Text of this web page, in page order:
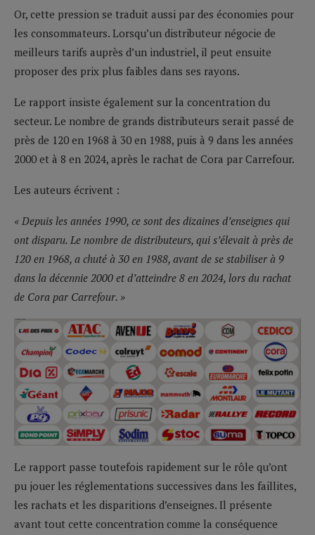
Or, cette pression se traduit aussi par des économies pour
les consommateurs. Lorsqu’un distributeur négocie de
meilleurs tarifs auprès d’un industriel, il peut ensuite
proposer des prix plus faibles dans ses rayons.
Le rapport insiste également sur la concentration du
secteur. Le nombre de grands distributeurs serait passé de
près de 120 en 1968 à 30 en 1988, puis à 9 dans les années
2000 et à 8 en 2024, après le rachat de Cora par Carrefour.
Les auteurs écrivent :
« Depuis les années 1990, ce sont des dizaines d’enseignes qui
ont disparu. Le nombre de distributeurs, qui s’élevait à près de
120 en 1968, a chuté à 30 en 1988, avant de se stabiliser à 9
dans la décennie 2000 et d’atteindre 8 en 2024, lors du rachat
de Cora par Carrefour. »
Le rapport passe toutefois rapidement sur le rôle qu’ont
pu jouer les réglementations successives dans les faillites,
les rachats et les disparitions d’enseignes. Il présente
avant tout cette concentration comme la conséquence